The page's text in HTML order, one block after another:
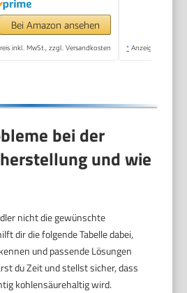
Bei Amazon ansehen
inkl. MwSt., zzgl. Versandkosten * Anzeige
bei der
und wie
nicht die gewünschte
dir die folgende Tabelle dabei,
und passende Lösungen
du Zeit und stellst sicher, dass
kohlensäurehaltig wird.